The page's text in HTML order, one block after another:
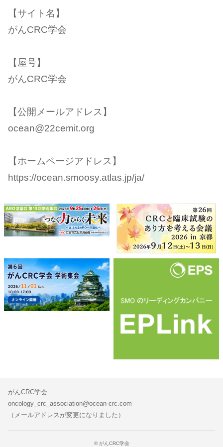
【サイト名】
がんCRC学会
【屋号】
がんCRC学会
【公開メールアドレス】
ocean@22cemit.org
【ホームページアドレス】
https://ocean.smoosy.atlas.jp/ja/
がんCRC学会
oncology_crc_association@ocean-crc.com
（メールアドレスが変更になりました）
© がんCRC学会